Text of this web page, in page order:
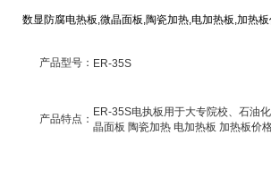
数显防腐电热板,微晶面板,陶瓷加热,电加热板,加热
产品型号： ER-35S
产品特点：
ER-35S电执板用于大专院校、石油
晶面板 陶瓷加热 电加热板 加热板价